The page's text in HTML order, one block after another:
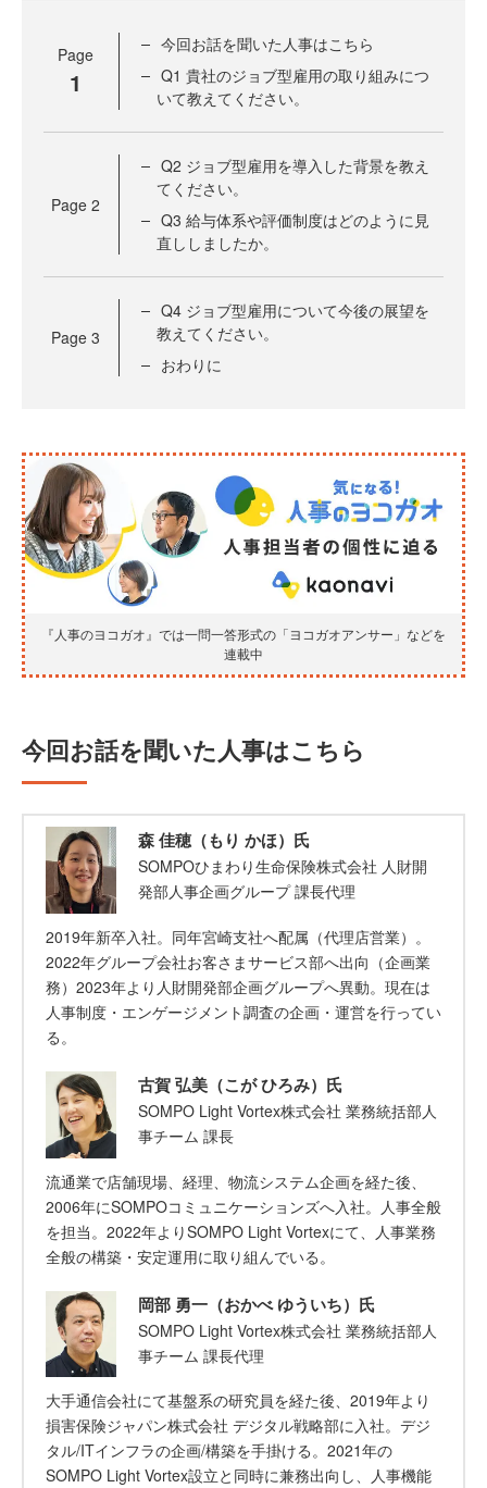
Page
1
今回お話を聞いた人事はこちら
Q1 貴社のジョブ型雇用の取り組みにつ
いて教えてください。
Page 2
Q2 ジョブ型雇用を導入した背景を教え
てください。
Q3 給与体系や評価制度はどのように見
直ししましたか。
Page 3
Q4 ジョブ型雇用について今後の展望を
教えてください。
おわりに
『人事のヨコガオ』では一問一答形式の「ヨコガオアンサー」などを
連載中
今回お話を聞いた人事はこちら
森 佳穂（もり かほ）氏
SOMPOひまわり生命保険株式会社 人財開
発部人事企画グループ 課長代理
2019年新卒入社。同年宮崎支社へ配属（代理店営業）。
2022年グループ会社お客さまサービス部へ出向（企画業
務）2023年より人財開発部企画グループへ異動。現在は
人事制度・エンゲージメント調査の企画・運営を行ってい
る。
古賀 弘美（こが ひろみ）氏
SOMPO Light Vortex株式会社 業務統括部人
事チーム 課長
流通業で店舗現場、経理、物流システム企画を経た後、
2006年にSOMPOコミュニケーションズへ入社。人事全般
を担当。2022年よりSOMPO Light Vortexにて、人事業務
全般の構築・安定運用に取り組んでいる。
岡部 勇一（おかべ ゆういち）氏
SOMPO Light Vortex株式会社 業務統括部人
事チーム 課長代理
大手通信会社にて基盤系の研究員を経た後、2019年より
損害保険ジャパン株式会社 デジタル戦略部に入社。デジ
タル/ITインフラの企画/構築を手掛ける。2021年の
SOMPO Light Vortex設立と同時に兼務出向し、人事機能